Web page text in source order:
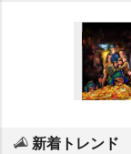
新着トレンド